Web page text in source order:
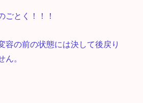
ごとく！！！
容の前の状態には決して後戻り
。